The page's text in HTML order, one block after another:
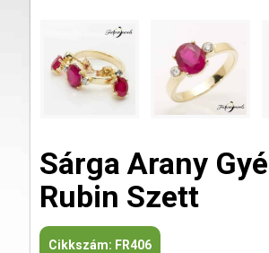
Sárga Arany
Rubin Szett
Cikkszám: FR406